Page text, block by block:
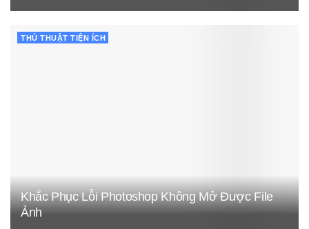
THỦ THUẬT TIỆN ÍCH
Khắc Phục Lỗi Photoshop Không Mở Được File
Ảnh